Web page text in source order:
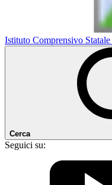
Istituto Comprensivo Statale
Cerca
Seguici su: